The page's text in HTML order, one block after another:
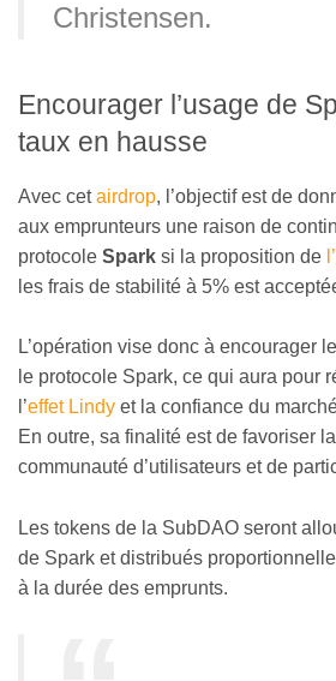
Christensen.
Encourager l’usage de
taux en hausse
Avec cetairdrop, l’objectif est de
aux emprunteurs une raison de
protocole Spark si la proposition de
les frais de stabilité à 5% est
L’opération vise donc à encourager
le protocole Spark, ce qui aura pour
l’effet Lindy et la confiance du
En outre, sa finalité est de favoriser
communauté d’utilisateurs et de
Les tokens de la SubDAO seront
de Spark et distribués
à la durée des emprunts.